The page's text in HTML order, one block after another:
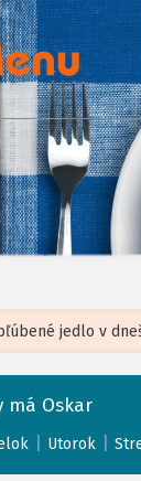
courtesy of
má Oskar
Utorok